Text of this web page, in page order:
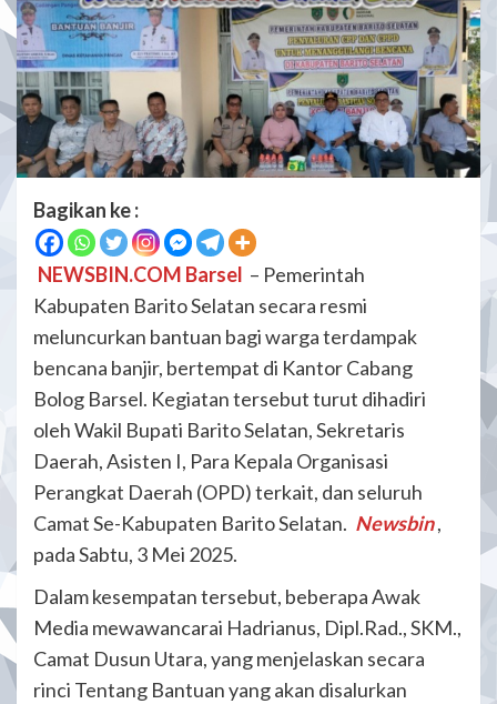
Bagikan ke :
NEWSBIN.COM Barsel – Pemerintah
Kabupaten Barito Selatan secara resmi
meluncurkan bantuan bagi warga terdampak
bencana banjir, bertempat di Kantor Cabang
Bolog Barsel. Kegiatan tersebut turut dihadiri
oleh Wakil Bupati Barito Selatan, Sekretaris
Daerah, Asisten I, Para Kepala Organisasi
Perangkat Daerah (OPD) terkait, dan seluruh
Camat Se-Kabupaten Barito Selatan. Newsbin ,
pada Sabtu, 3 Mei 2025.
Dalam kesempatan tersebut, beberapa Awak
Media mewawancarai Hadrianus, Dipl.Rad., SKM.,
Camat Dusun Utara, yang menjelaskan secara
rinci Tentang Bantuan yang akan disalurkan